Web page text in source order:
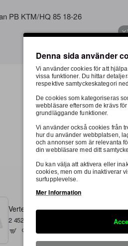
PB KTM/HQ 85 18-26
Säkra
Hos oss betalar du
Vertex Kolvkit KTM 125 SX 2023- C - 53,96
2 452:-
Denna sida använder
Vi använder cookies för att
vissa funktioner. Du hittar
respektive samtyckeskategori
De cookies som kategoriseras
webbläsare eftersom de krävs
grundläggande funktioner.
Vi använder också cookies från
hur du använder webbplatsen,
och annonser som är relevanta
din webbläsare med ditt samtycke.
Du kan välja att aktivera eller
cookies, men om du inaktiverar
surfupplevelse.
Mer Information